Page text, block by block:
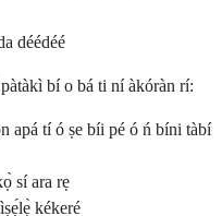
déédéé
bí o bá ti ní àkóràn rí:
apá tí ó ṣe bíi pé ó ń bíni tàbí
sí ara rẹ
kékeré